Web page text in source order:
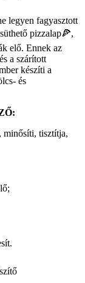
legyen fagyasztott
pizzalap🍕,
elő. Ennek az
a szárított
készíti a
és
minősíti, tisztítja,